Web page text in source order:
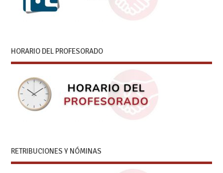
HORARIO DEL PROFESORADO
RETRIBUCIONES Y NÓMINAS